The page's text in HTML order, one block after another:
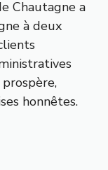
Chautagne a
à deux
honnêtes.